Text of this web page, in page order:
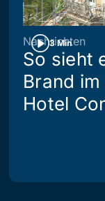
3 Min
Nachrichten
So sieht
Brand
Hotel